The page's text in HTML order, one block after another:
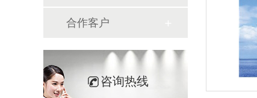
合作客户
咨询热线